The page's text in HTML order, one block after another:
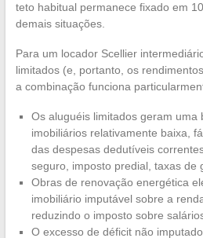
teto habitual permanece fixado em
demais situações.
Para um locador Scellier
limitados (e, portanto, os
a combinação funciona
Os aluguéis limitados geram uma
imobiliários relativamente baixa,
das despesas dedutíveis
seguro, imposto predial, taxas de
Obras de renovação energética
imobiliário imputável sobre a
reduzindo o imposto sobre
O excesso de déficit não